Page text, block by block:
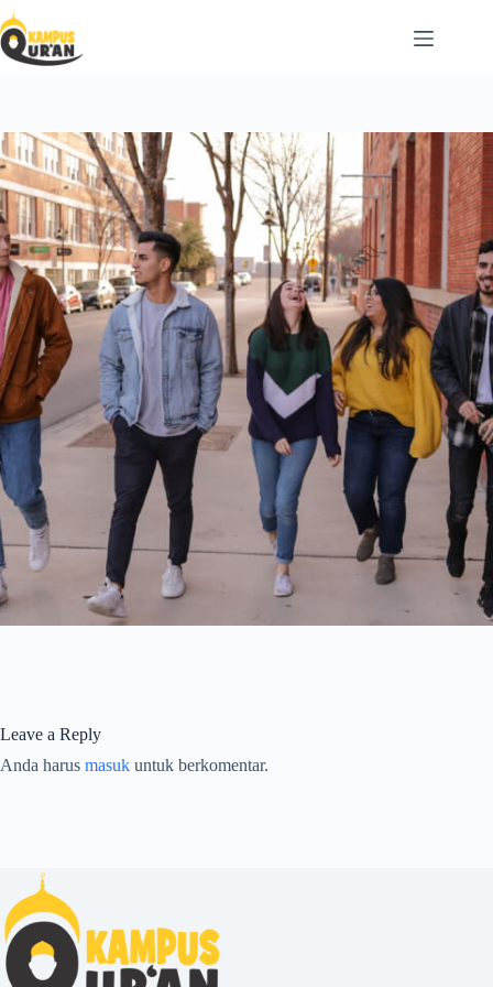
Leave a Reply
Anda harus masuk untuk berkomentar.